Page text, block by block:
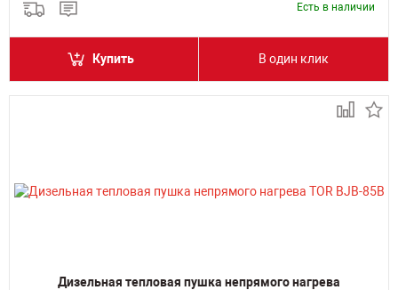
Есть в наличии
Купить В один клик
Дизельная тепловая пушка непрямого нагрева